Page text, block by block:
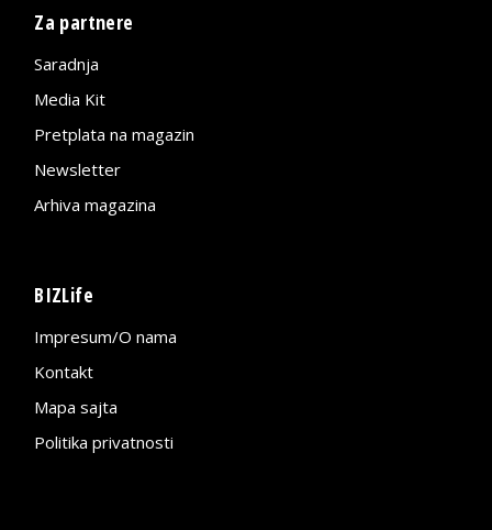
Za partnere
Saradnja
Media Kit
Pretplata na magazin
Newsletter
Arhiva magazina
BIZLife
Impresum/O nama
Kontakt
Mapa sajta
Politika privatnosti